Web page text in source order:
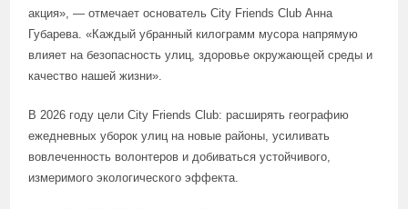
акция», — отмечает основатель City Friends Club Анна
Губарева. «Каждый убранный килограмм мусора напрямую
влияет на безопасность улиц, здоровье окружающей среды и
качество нашей жизни».
В 2026 году цели City Friends Club: расширять географию
ежедневных уборок улиц на новые районы, усиливать
вовлеченность волонтеров и добиваться устойчивого,
измеримого экологического эффекта.